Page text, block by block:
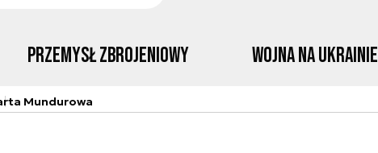
Przemysł Zbrojeniowy Wojna na Ukrainie
Mundurowa